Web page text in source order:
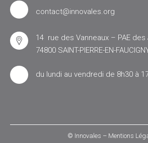
contact@innovales.org
14 rue des Vanneaux – PAE
74800 SAINT-PIERRE-EN-
du lundi au vendredi de 8h30 à
© Innovales – Mentions